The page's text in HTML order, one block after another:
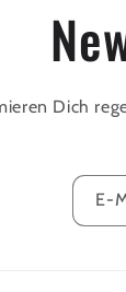
Dich
E-